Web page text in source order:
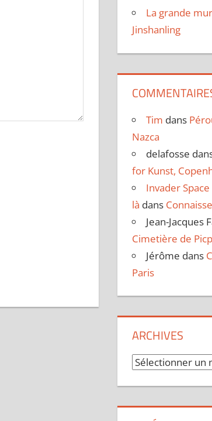
La grande
Jinshanling
Tim dans
Nazca
delafosse
for Kunst,
Invader
là dans
Jean-Jacques
Cimetière de
Jérôme dans
Paris
ARCHIVES
Archives